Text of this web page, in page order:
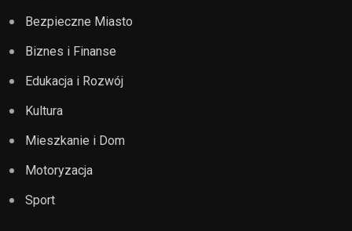
Bezpieczne Miasto
Biznes i Finanse
Edukacja i Rozwój
Kultura
Mieszkanie i Dom
Motoryzacja
Sport